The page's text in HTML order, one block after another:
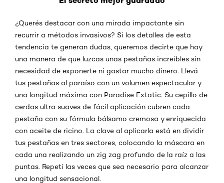
¿Querés destacar con una mirada impactante sin
recurrir a métodos invasivos? Si los detalles de esta
tendencia te generan dudas, queremos decirte que hay
una manera de que luzcas unas pestañas increíbles sin
necesidad de exponerte ni gastar mucho dinero. Llevá
tus pestañas al paraíso con un volumen espectacular y
una longitud máxima con Paradise Extatic. Su cepillo de
cerdas ultra suaves de fácil aplicación cubren cada
pestaña con su fórmula bálsamo cremosa y enriquecida
con aceite de ricino. La clave al aplicarla está en dividir
tus pestañas en tres sectores, colocando la máscara en
cada una realizando un zig zag profundo de la raíz a las
puntas. Repetí las veces que sea necesario para alcanzar
una longitud sensacional.